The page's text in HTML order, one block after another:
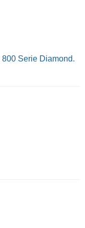
800 Serie Diamond.